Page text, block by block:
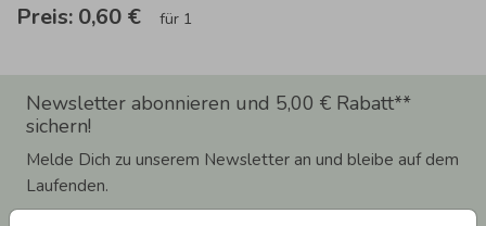
Preis: 0,60 € für 1
Newsletter abonnieren und 5,00 € Rabatt**
sichern!
Melde Dich zu unserem Newsletter an und bleibe auf dem
Laufenden.